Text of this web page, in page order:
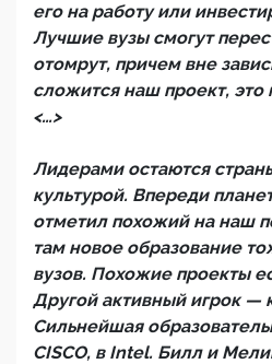
его на работу или
Лучшие вузы смогут
отомрут, причем вне
сложится наш проект,
<…>
Лидерами остаются
культурой. Впереди
отметил похожий на наш
там новое образование
вузов. Похожие проекты
Другой активный игрок —
Сильнейшая
CISCO, в Intel. Билл и